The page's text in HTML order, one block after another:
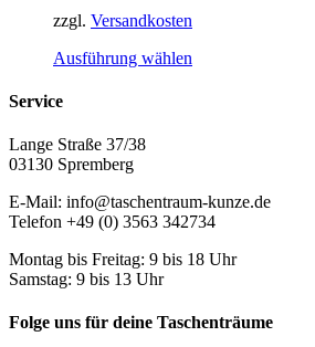
zzgl. Versandkosten
Ausführung wählen
Optionen
können
der
werden
Service
Lange Straße 37/38
03130 Spremberg
E-Mail: info@taschentraum-kunze.de
Telefon +49 (0) 3563 342734
Montag bis Freitag: 9 bis 18 Uhr
Samstag: 9 bis 13 Uhr
Folge uns für deine Taschenträume